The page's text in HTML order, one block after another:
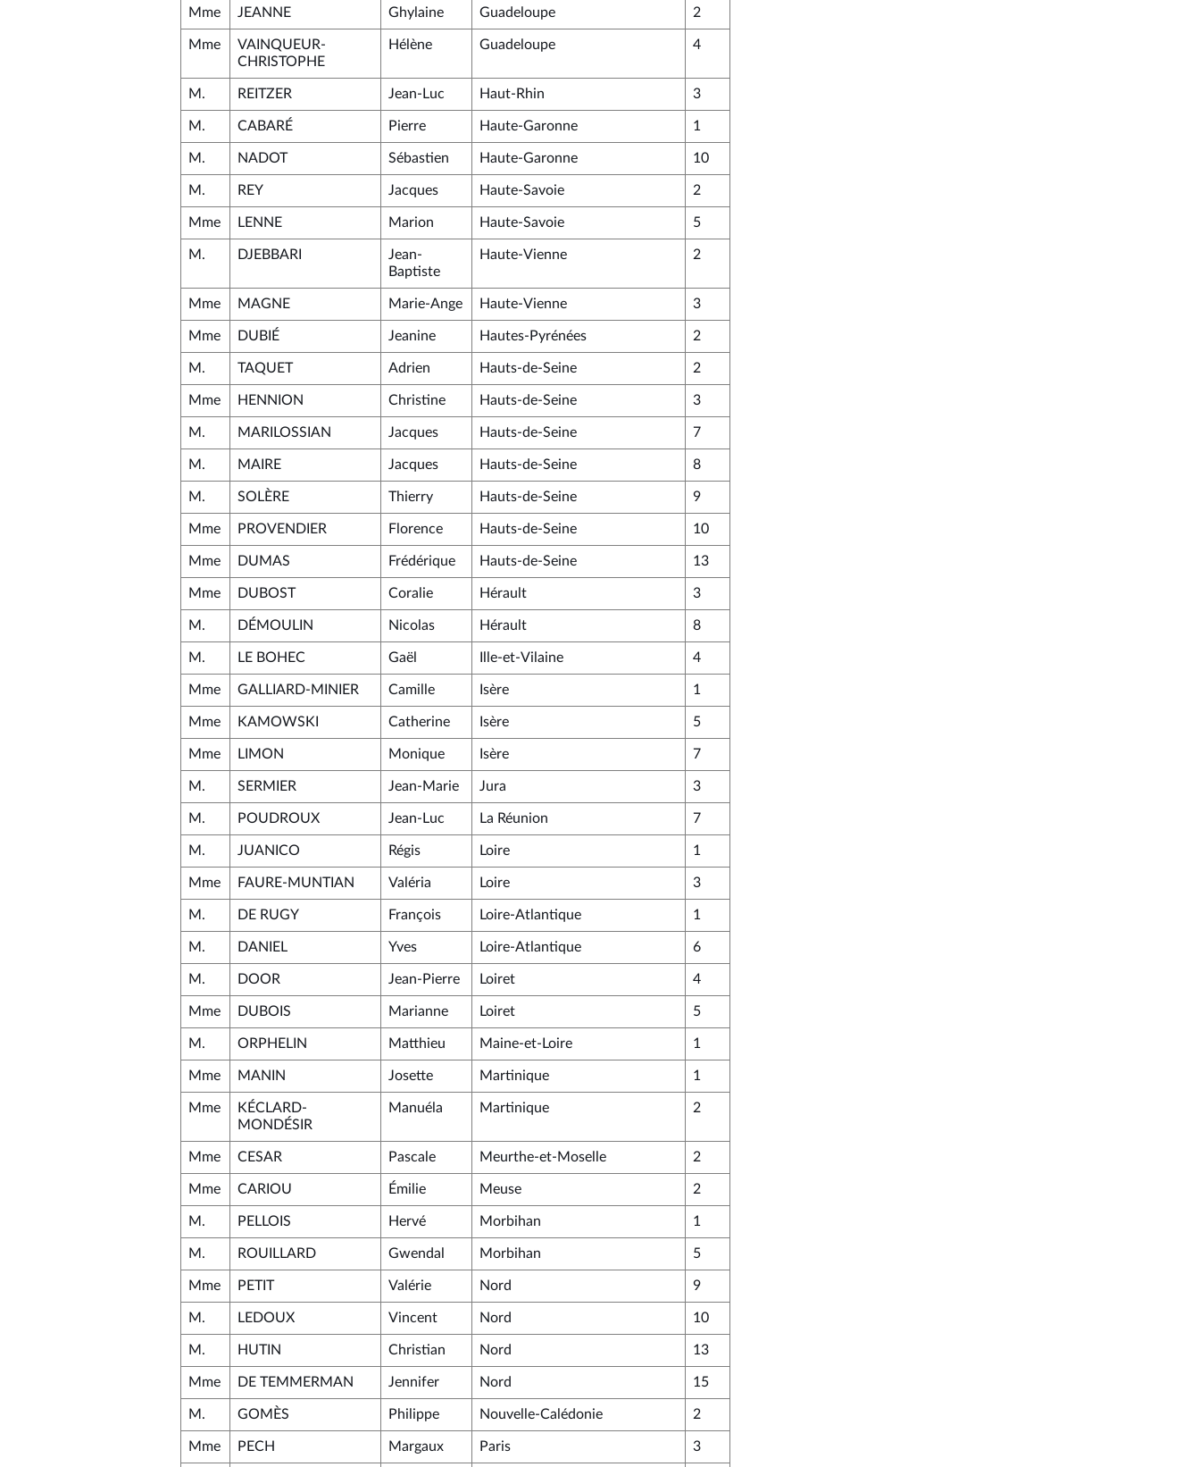
Mme JEANNE Ghylaine Guadeloupe 2
Mme
VAINQUEUR-
CHRISTOPHE
Hélène Guadeloupe 4
M. REITZER Jean-Luc Haut-Rhin 3
M. CABARÉ Pierre Haute-Garonne 1
M. NADOT Sébastien Haute-Garonne 10
M. REY Jacques Haute-Savoie 2
Mme LENNE Marion Haute-Savoie 5
M. DJEBBARI
Jean-
Baptiste
Haute-Vienne 2
Mme MAGNE Marie-Ange Haute-Vienne 3
Mme DUBIÉ Jeanine Hautes-Pyrénées 2
M. TAQUET Adrien Hauts-de-Seine 2
Mme HENNION Christine Hauts-de-Seine 3
M. MARILOSSIAN Jacques Hauts-de-Seine 7
M. MAIRE Jacques Hauts-de-Seine 8
M. SOLÈRE Thierry Hauts-de-Seine 9
Mme PROVENDIER Florence Hauts-de-Seine 10
Mme DUMAS Frédérique Hauts-de-Seine 13
Mme DUBOST Coralie Hérault 3
M. DÉMOULIN Nicolas Hérault 8
M. LE BOHEC Gaël Ille-et-Vilaine 4
Mme GALLIARD-MINIER Camille Isère 1
Mme KAMOWSKI Catherine Isère 5
Mme LIMON Monique Isère 7
M. SERMIER Jean-Marie Jura 3
M. POUDROUX Jean-Luc La Réunion 7
M. JUANICO Régis Loire 1
Mme FAURE-MUNTIAN Valéria Loire 3
M. DE RUGY François Loire-Atlantique 1
M. DANIEL Yves Loire-Atlantique 6
M. DOOR Jean-Pierre Loiret 4
Mme DUBOIS Marianne Loiret 5
M. ORPHELIN Matthieu Maine-et-Loire 1
Mme MANIN Josette Martinique 1
Mme
KÉCLARD-
MONDÉSIR
Manuéla Martinique 2
Mme CESAR Pascale Meurthe-et-Moselle 2
Mme CARIOU Émilie Meuse 2
M. PELLOIS Hervé Morbihan 1
M. ROUILLARD Gwendal Morbihan 5
Mme PETIT Valérie Nord 9
M. LEDOUX Vincent Nord 10
M. HUTIN Christian Nord 13
Mme DE TEMMERMAN Jennifer Nord 15
M. GOMÈS Philippe Nouvelle-Calédonie 2
Mme PECH Margaux Paris 3